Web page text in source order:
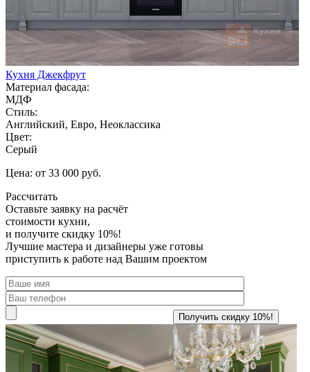
Кухня Джекфрут
Материал фасада:
МДФ
Стиль:
Английский, Евро, Неоклассика
Цвет:
Серый
Цена: от 33 000 руб.
Рассчитать
Оставьте заявку на расчёт
стоимости кухни,
и получите скидку 10%!
Лучшие мастера и дизайнеры уже готовы
приступить к работе над Вашим проектом